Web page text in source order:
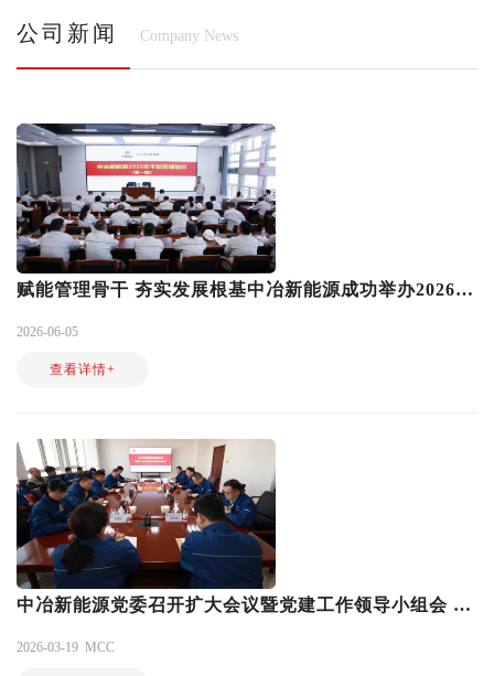
公司新闻 Company News
赋能管理骨干 夯实发展根基中冶新能源成功举办2026年干部管理第一期培训班
2026-06-05
查看详情+
中冶新能源党委召开扩大会议暨党建工作领导小组会 部署开展树立和践行正确政绩观学习教育工作
2026-03-19 MCC